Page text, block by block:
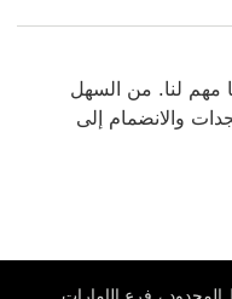
مهم لنا. من السهل
والانضمام إلى